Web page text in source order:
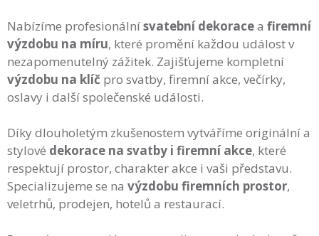
Nabízíme profesionálnísvatební dekoracea firemní
výzdobu na míru, které promění každou událost v
nezapomenutelný zážitek. Zajišťujeme kompletní
výzdobu na klíč pro svatby, firemní akce, večírky,
oslavy i další společenské události.
Díky dlouholetým zkušenostem vytváříme originální a
stylové dekorace na svatby i firemní akce, které
respektují prostor, charakter akce i vaši představu.
Specializujeme se na výzdobu firemních prostor,
veletrhů, prodejen, hotelů a restaurací.